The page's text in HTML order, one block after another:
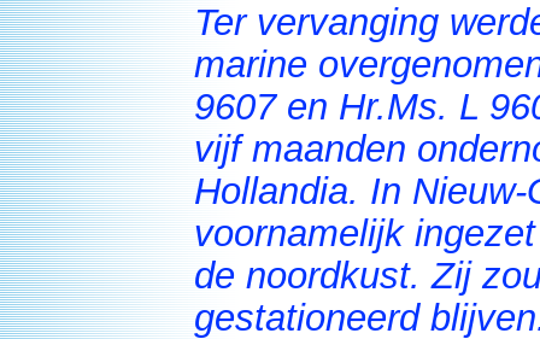
Ter vervanging
marine
9607 en Hr.Ms. L
vijf maanden
Hollandia. In Nieuw-
voornamelijk
de noordkust. Zij
gestationeerd